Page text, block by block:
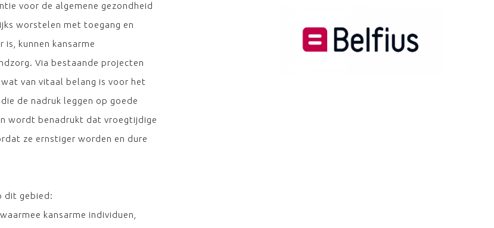
voor de algemene gezondheid
worstelen met toegang en
kunnen kansarme
Via bestaande projecten
van vitaal belang is voor het
de nadruk leggen op goede
wordt benadrukt dat vroegtijdige
ze ernstiger worden en dure
dit gebied:
kansarme individuen,